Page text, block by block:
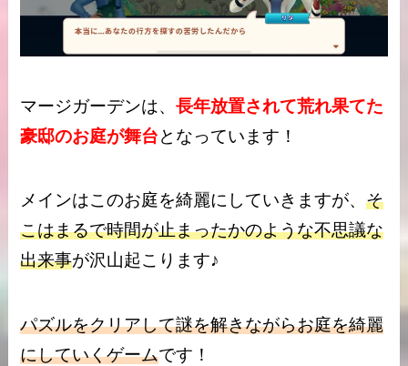
マージガーデンは、長年放置されて荒れ果てた
豪邸のお庭が舞台となっています！
メインはこのお庭を綺麗にしていきますが、そ
こはまるで時間が止まったかのような不思議な
出来事が沢山起こります♪
パズルをクリアして謎を解きながらお庭を綺麗
にしていくゲームです！